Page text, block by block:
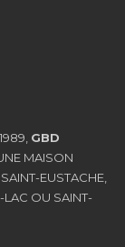
GBD
MAISON
EUSTACHE,
LAC OU SAINT-